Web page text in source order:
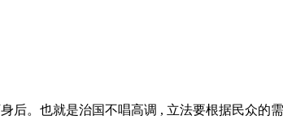
后。也就是治国不唱高调 , 立法要根据民众的